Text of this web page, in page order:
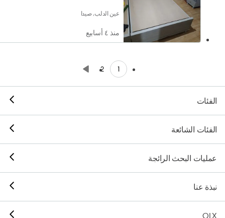
عين الدلب, صيدا
منذ ٤ أسابيع
1
2
الفئات
الفئات الشائعة
عمليات البحث الرائجة
نبذة عنا
OLX